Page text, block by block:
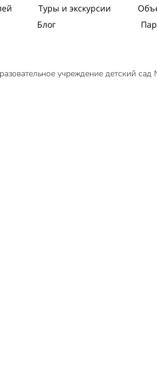
Туры и экскурсии
Блог
учреждение детский